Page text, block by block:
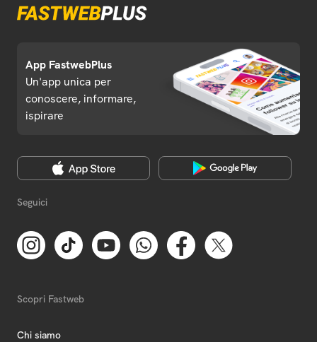
App FastwebPlus
Un'app unica per
conoscere, informare,
ispirare
Seguici
Scopri Fastweb
Chi siamo